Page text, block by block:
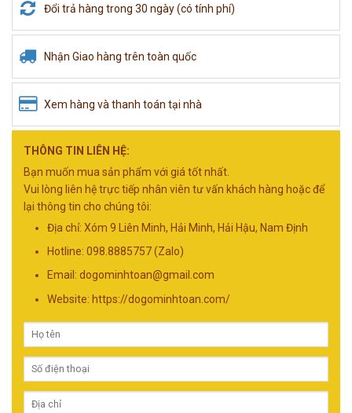
Đổi trả hàng trong 30 ngày (có tính phí)
Nhận Giao hàng trên toàn quốc
Xem hàng và thanh toán tại nhà
THÔNG TIN LIÊN HỆ:
Bạn muốn mua sản phẩm với giá tốt nhất.
Vui lòng liên hệ trực tiếp nhân viên tư vấn khách hàng hoặc để
lại thông tin cho chúng tôi:
Địa chỉ: Xóm 9 Liên Minh, Hải Minh, Hải Hậu, Nam Định
Hotline: 098.8885757 (Zalo)
Email: dogominhtoan@gmail.com
Website: https://dogominhtoan.com/